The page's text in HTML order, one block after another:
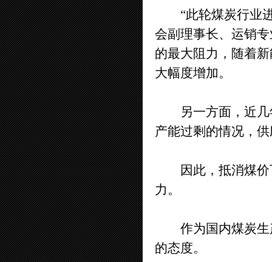
“此轮煤炭行业进
会副理事长、运销
的最大阻力，随着
大幅度增加。
另一方面，近几
产能过剩的情况，
因此，抵消煤价
力。
作为国内煤炭生
的态度。